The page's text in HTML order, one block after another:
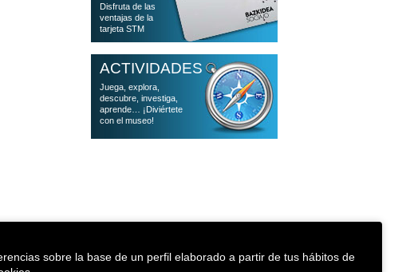
Disfruta de las
ventajas de la
tarjeta STM
ACTIVIDADES
Juega, explora,
descubre, investiga,
aprende… ¡Diviértete
con el museo!
sobre la base de un perfil elaborado a partir de tus hábitos de